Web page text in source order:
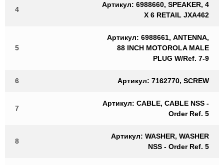
4
Артикул: 6988660, SPEAKER, 4
X 6 RETAIL JXA462
5
Артикул: 6988661, ANTENNA,
88 INCH MOTOROLA MALE
PLUG W/Ref. 7-9
6 Артикул: 7162770, SCREW
7
Артикул: CABLE, CABLE NSS -
Order Ref. 5
8
Артикул: WASHER, WASHER
NSS - Order Ref. 5